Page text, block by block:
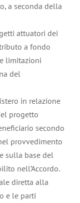
a seconda della
attuatori dei
a fondo
limitazioni
del
in relazione
progetto
secondo
provvedimento
sulla base del
nell’Accordo.
diretta alla
e le parti